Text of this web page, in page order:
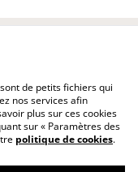
de cookies
de petits fichiers qui
nos services afin
plus sur ces cookies
sur « Paramètres des
politique de cookies.